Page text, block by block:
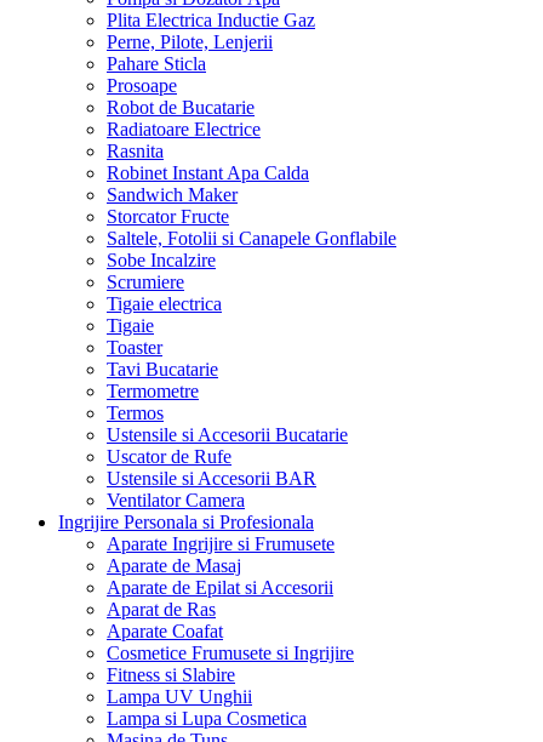
Plita Electrica Inductie Gaz
Perne, Pilote, Lenjerii
Pahare Sticla
Prosoape
Robot de Bucatarie
Radiatoare Electrice
Rasnita
Robinet Instant Apa Calda
Sandwich Maker
Storcator Fructe
Saltele, Fotolii si Canapele Gonflabile
Sobe Incalzire
Scrumiere
Tigaie electrica
Tigaie
Toaster
Tavi Bucatarie
Termometre
Termos
Ustensile si Accesorii Bucatarie
Uscator de Rufe
Ustensile si Accesorii BAR
Ventilator Camera
Ingrijire Personala si Profesionala
Aparate Ingrijire si Frumusete
Aparate de Masaj
Aparate de Epilat si Accesorii
Aparat de Ras
Aparate Coafat
Cosmetice Frumusete si Ingrijire
Fitness si Slabire
Lampa UV Unghii
Lampa si Lupa Cosmetica